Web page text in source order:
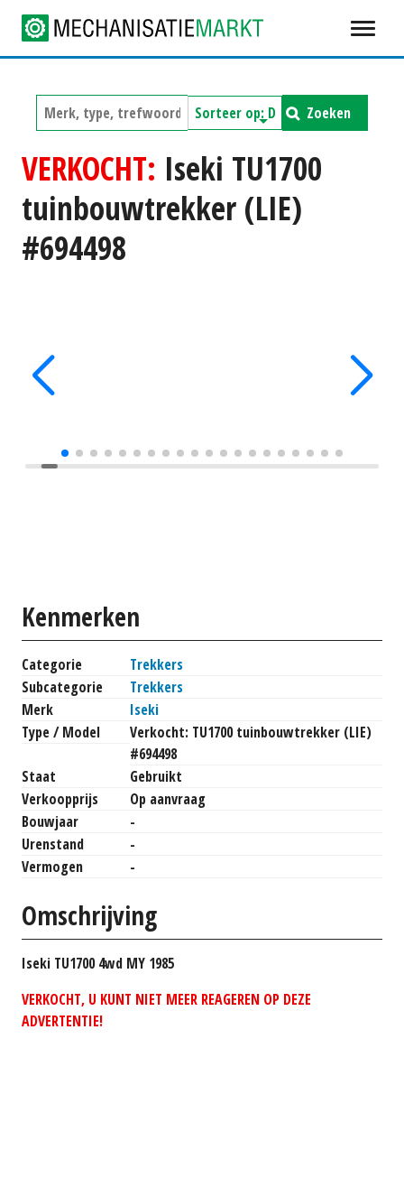
Zoeken
VERKOCHT: Iseki TU1700
tuinbouwtrekker (LIE)
#694498
Kenmerken
Categorie
Trekkers
Subcategorie
Trekkers
Merk
Iseki
Type / Model
Verkocht: TU1700 tuinbouwtrekker (LIE)
#694498
Staat
Gebruikt
Verkoopprijs
Op aanvraag
Bouwjaar
-
Urenstand
-
Vermogen
-
Omschrijving
Iseki TU1700 4wd MY 1985
VERKOCHT, U KUNT NIET MEER REAGEREN OP DEZE
ADVERTENTIE!